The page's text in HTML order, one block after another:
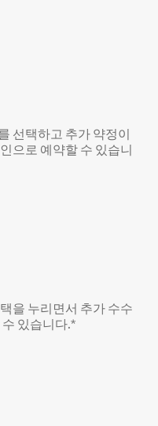
선택하고 추가 약정이
으로 예약할 수 있습니
을 누리면서 추가 수수
있습니다.*